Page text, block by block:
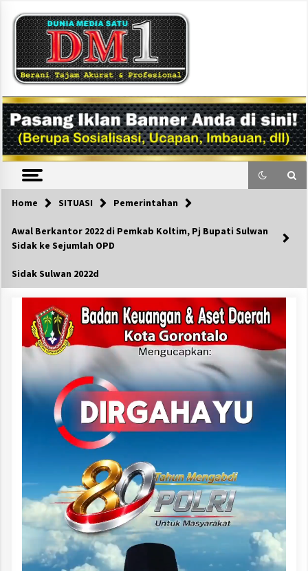
content
DM1
Home SITUASI Pemerintahan
Awal Berkantor 2022 di Pemkab Koltim, Pj Bupati Sulwan
Sidak ke Sejumlah OPD
Sidak Sulwan 2022d